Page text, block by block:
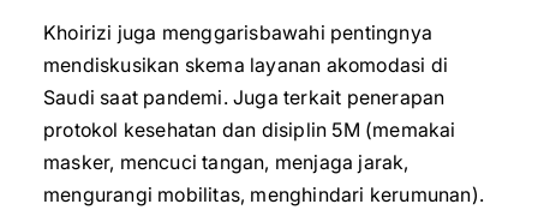
Khoirizi juga menggarisbawahi pentingnya
mendiskusikan skema layanan akomodasi di
Saudi saat pandemi. Juga terkait penerapan
protokol kesehatan dan disiplin 5M (memakai
masker, mencuci tangan, menjaga jarak,
mengurangi mobilitas, menghindari kerumunan).